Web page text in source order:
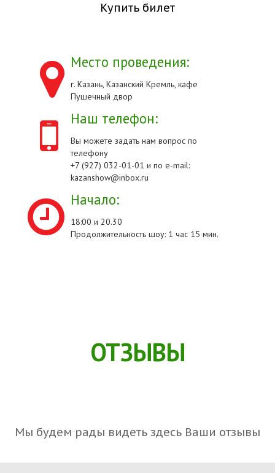
Купить билет
Место проведения:
г. Казань, Казанский Кремль, кафе
Пушечный двор
Наш телефон:
Вы можете задать нам вопрос по
телефону
+7 (927) 032-01-01 и по e-mail:
kazanshow@inbox.ru
Начало:
18:00 и 20.30
Продолжительность шоу: 1 час 15 мин.
ОТЗЫВЫ
Мы будем рады видеть здесь Ваши отзывы